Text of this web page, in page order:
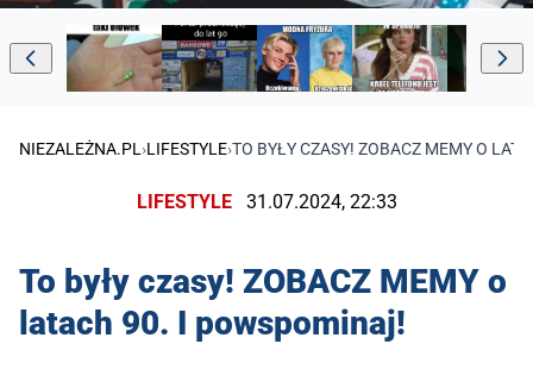
NIEZALEŻNA.PL ›LIFESTYLE›TO BYŁY CZASY! ZOBACZ MEMY O
LIFESTYLE 31.07.2024, 22:33
To były czasy! ZOBACZ MEMY o
latach 90. I powspominaj!